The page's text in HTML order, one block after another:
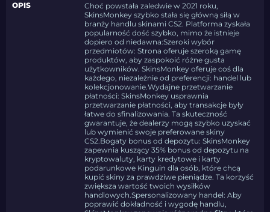
OPIS
Choć powstała zaledwie w 2021 roku,
SkinsMonkey szybko stała się główną siłą w
branży handlu skinami CS2. Platforma zyskała
popularność dość szybko, mimo że istnieje
dopiero od niedawna:Szeroki wybór
przedmiotów: Strona oferuje szeroką gamę
produktów, aby zaspokoić różne gusta
użytkowników. SkinsMonkey oferuje coś dla
każdego, niezależnie od preferencji: handel lub
kolekcjonowanie.Wydajne przetwarzanie
płatności: SkinsMonkey usprawnia
przetwarzanie płatności, aby transakcje były
łatwe do sfinalizowania. Ta skuteczność
gwarantuje, że dealerzy mogą szybko uzyskać
lub wymienić swoje preferowane skiny
CS2.Bogaty bonus od depozytu: SkinsMonkey
zapewnia kuszący 35% bonus od depozytu na
kryptowaluty, karty kredytowe i karty
podarunkowe Kinguin dla osób, które chcą
kupić skiny za prawdziwe pieniądze. Ta korzyść
zwiększa wartość twoich wysiłków
handlowych.Spersonalizowany handel: Aby
poprawić dokładność i wygodę handlu,